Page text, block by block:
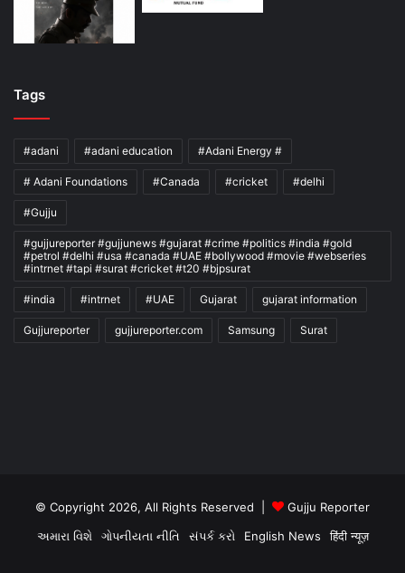
Tags
#adani #adani education #Adani Energy #
# Adani Foundations #Canada #cricket #delhi
#Gujju
#gujjureporter #gujjunews #gujarat #crime #politics #india #gold
#petrol #delhi #usa #canada #UAE #bollywood #movie #webseries
#intrnet #tapi #surat #cricket #t20 #bjpsurat
#india #intrnet #UAE Gujarat gujarat information
Gujjureporter gujjureporter.com Samsung Surat
© Copyright 2026, All Rights Reserved |
Gujju Reporter
અમારા વિશે
ગોપનીયતા નીતિ સંપર્ક કરો English News हिंदी न्यूज़